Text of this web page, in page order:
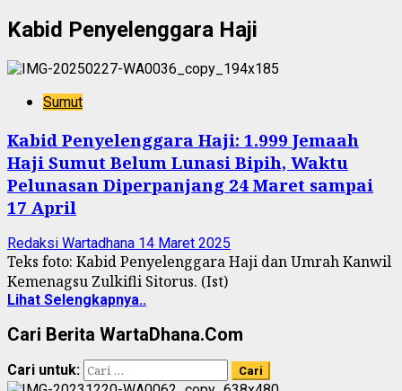
Kabid Penyelenggara Haji
Sumut
Kabid Penyelenggara Haji: 1.999 Jemaah
Haji Sumut Belum Lunasi Bipih, Waktu
Pelunasan Diperpanjang 24 Maret sampai
17 April
Redaksi Wartadhana 14 Maret 2025
Teks foto: Kabid Penyelenggara Haji dan Umrah Kanwil
Kemenagsu Zulkifli Sitorus. (Ist)
Lihat Selengkapnya..
Cari Berita WartaDhana.Com
Cari untuk: